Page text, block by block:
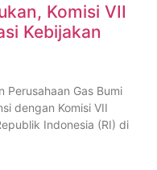
Komisi VII
Kebijakan
Perusahaan Gas Bumi
dengan Komisi VII
Indonesia (RI) di